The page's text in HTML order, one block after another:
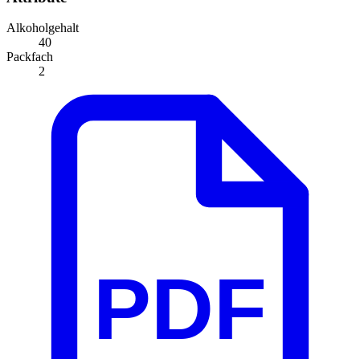
Alkoholgehalt
40
Packfach
2
PDF